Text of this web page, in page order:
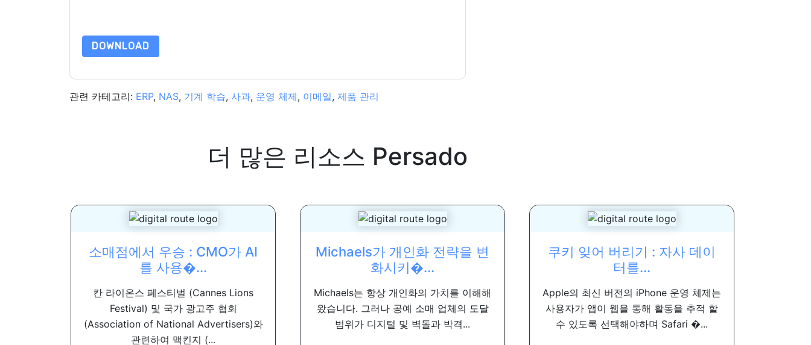
DOWNLOAD
관련 카테고리: ERP, NAS, 기계 학습, 사과, 운영 체제, 이메일, 제품 관리
더 많은 리소스 Persado
소매점에서 우승 : CMO가 AI
를 사용�...
칸 라이온스 페스티벌 (Cannes Lions
Festival) 및 국가 광고주 협회
(Association of National Advertisers)와
관련하여 맥킨지 (...
Michaels가 개인화 전략을 변
화시키�...
Michaels는 항상 개인화의 가치를 이해해
왔습니다. 그러나 공예 소매 업체의 도달
범위가 디지털 및 벽돌과 박격...
쿠키 잊어 버리기 : 자사 데이
터를...
Apple의 최신 버전의 iPhone 운영 체제는
사용자가 앱이 웹을 통해 활동을 추적 할
수 있도록 선택해야하며 Safari �...